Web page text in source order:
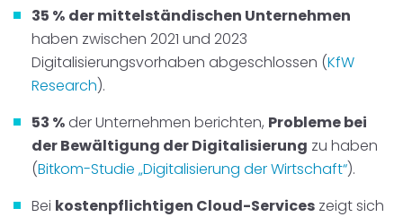
35 % der mittelständischen Unternehmen
haben zwischen 2021 und 2023
Digitalisierungsvorhaben abgeschlossen (KfW
Research).
53 %der Unternehmen berichten, Probleme bei
der Bewältigung der Digitalisierung zu haben
(Bitkom-Studie „Digitalisierung der Wirtschaft“).
Bei kostenpflichtigen Cloud-Services zeigt sich